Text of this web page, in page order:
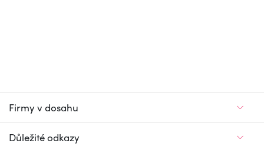
Firmy v dosahu
Důležité odkazy